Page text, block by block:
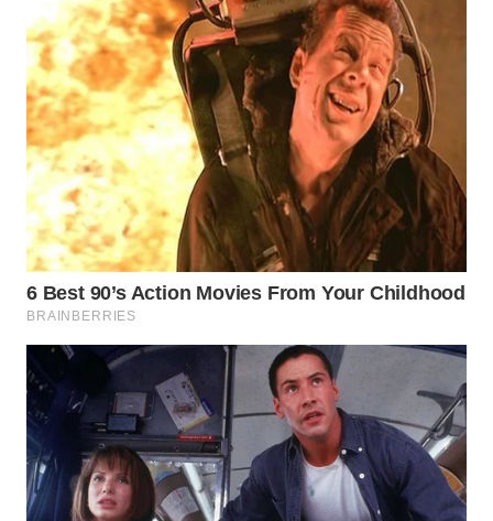
WN
SOLO
WN
BOROBUDUR
WN
MADURA
WN
SURABAYA
NATUNA
BINTAN